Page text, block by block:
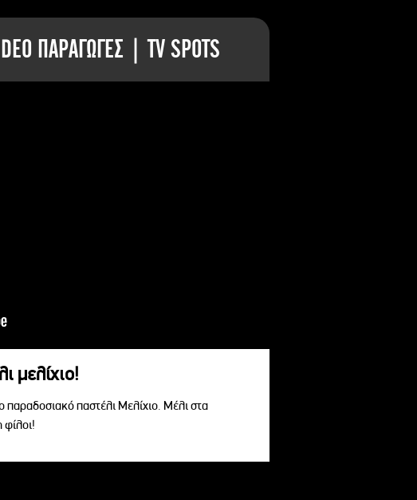
ΠΑΡΑΓΩΓΕΣ | TV SPOTS
μελίχιο!
παραδοσιακό παστέλι Μελίχιο. Μέλι στα